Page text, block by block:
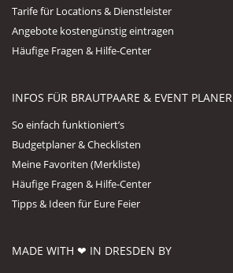
Tarife für Locations & Dienstleister
Angebote kostengünstig eintragen
Häufige Fragen & Hilfe-Center
INFOS FÜR BRAUTPAARE & EVENT PLANER
So einfach funktioniert’s
Budgetplaner & Checklisten
Meine Favoriten (Merkliste)
Häufige Fragen & Hilfe-Center
Tipps & Ideen für Eure Feier
MADE WITH ❤ IN DRESDEN BY